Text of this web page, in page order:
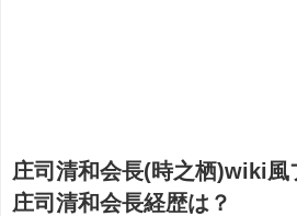
庄司清和会長(時之栖)wiki風
庄司清和会長経歴は？